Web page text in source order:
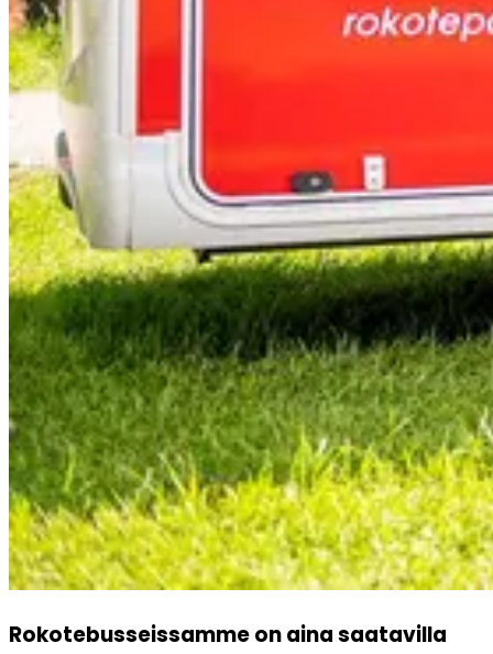
Rokotebusseissamme on aina saatavilla